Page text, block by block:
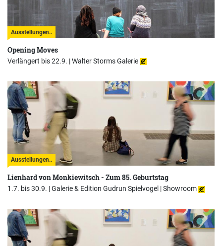
Ausstellungen..
Opening Moves
Verlängert bis 22.9. |Walter Storms Galerie
Ausstellungen..
Lienhard von Monkiewitsch - Zum 85. Geburtstag
1.7. bis 30.9. |Galerie & Edition Gudrun Spielvogel | Showroom